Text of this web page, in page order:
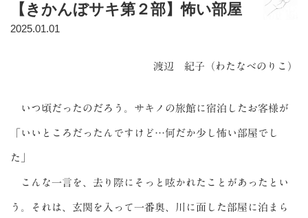
【きかんぼサキ第２部】怖い部屋
2025.01.01
渡辺 紀子（わたなべのりこ）
いつ頃だったのだろう。サキノの旅館に宿泊したお客様が
「いいところだったんですけど…何だか少し怖い部屋でし
た」
こんな一言を、去り際にそっと呟かれたことがあったとい
う。それは、玄関を入って一番奥、川に面した部屋に泊まら